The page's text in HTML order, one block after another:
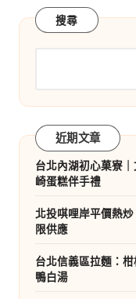
搜尋
近期文章
台北內湖初心菓寮
崎蛋糕伴手禮
北投唭哩岸平價熱
限供應
台北信義區拉麵：
鴨白湯